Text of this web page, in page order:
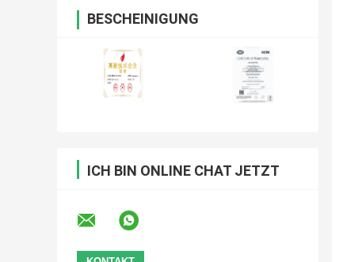
BESCHEINIGUNG
ICH BIN ONLINE CHAT JETZT